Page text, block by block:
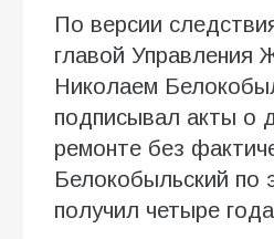
По версии
главой Управления
Николаем
подписывал акты о
ремонте без
Белокобыльский по
получил четыре